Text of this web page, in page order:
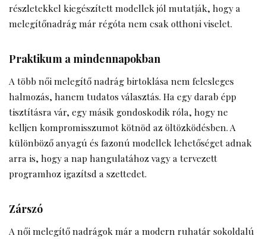
részletekkel kiegészített modellek jól mutatják, hogy a
melegítőnadrág már régóta nem csak otthoni viselet.
Praktikum a mindennapokban
A több női melegítő nadrág birtoklása nem felesleges
halmozás, hanem tudatos választás. Ha egy darab épp
tisztításra vár, egy másik gondoskodik róla, hogy ne
kelljen kompromisszumot kötnöd az öltözködésben. A
különböző anyagú és fazonú modellek lehetőséget adnak
arra is, hogy a nap hangulatához vagy a tervezett
programhoz igazítsd a szettedet.
Zárszó
A női melegítő nadrágok már a modern ruhatár sokoldalú